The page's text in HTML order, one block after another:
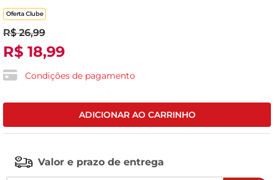
Oferta Clube
R$ 26,99
R$ 18,99
Condições de pagamento
ADICIONAR AO CARRINHO
Valor e prazo de entrega
leite
tv
leite pó